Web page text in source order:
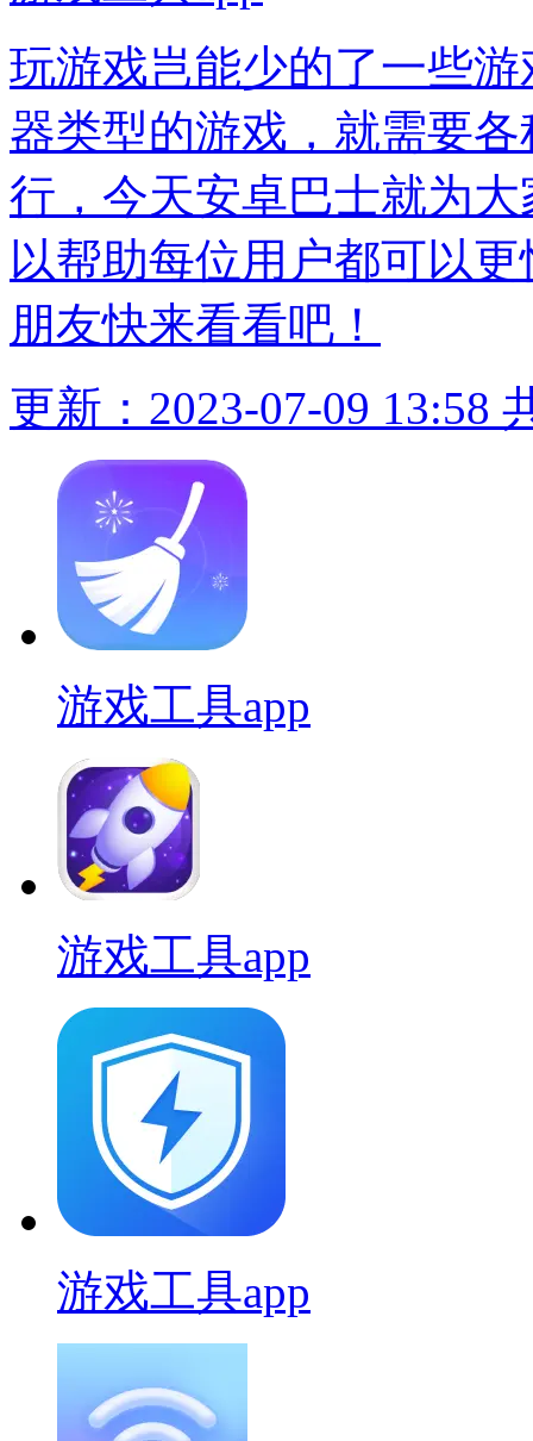
玩游戏岂能少的了一些
器类型的游戏，就需要
行，今天安卓巴士就为
以帮助每位用户都可以
朋友快来看看吧！
更新：2023-07-09 13:58
游戏工具app
游戏工具app
游戏工具app